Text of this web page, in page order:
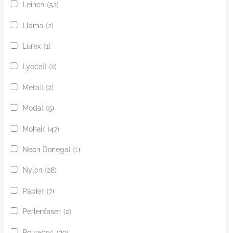
Leinen (52)
Llama (2)
Lurex (1)
Lyocell (2)
Metall (2)
Modal (5)
Mohair (47)
Neon Donegal (1)
Nylon (28)
Papier (7)
Perlenfaser (2)